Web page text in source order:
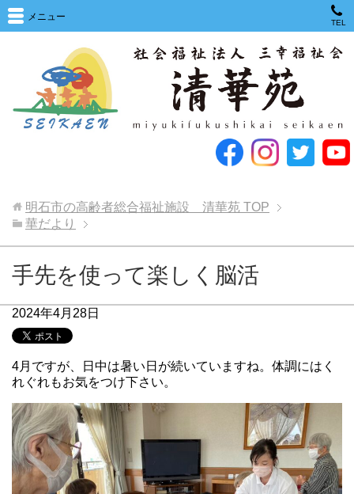
メニュー
TEL
明石市の高齢者総合福祉施設 清華苑 TOP
華だより
手先を使って楽しく脳活
2024年4月28日
4月ですが、日中は暑い日が続いていますね。体調にはく
れぐれもお気をつけ下さい。